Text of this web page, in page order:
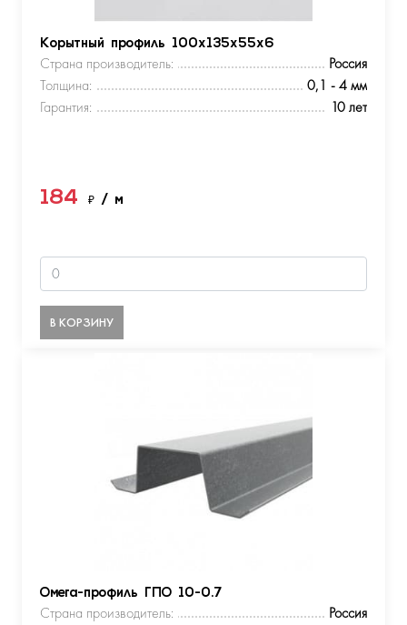
Корытный профиль 100х135х55х6
Страна производитель:
Россия
Толщина:
0,1 - 4 мм
Гарантия:
10 лет
184 ₽ / м
В КОРЗИНУ
Омега-профиль ГПО 10-0.7
Страна производитель:
Россия